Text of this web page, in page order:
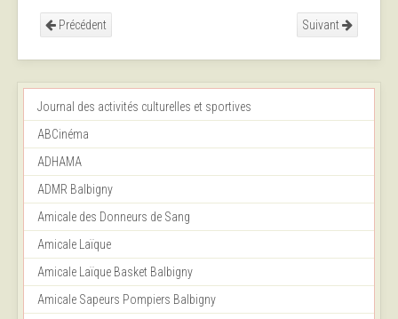
Précédent Suivant
Journal des activités culturelles et sportives
ABCinéma
ADHAMA
ADMR Balbigny
Amicale des Donneurs de Sang
Amicale Laïque
Amicale Laïque Basket Balbigny
Amicale Sapeurs Pompiers Balbigny